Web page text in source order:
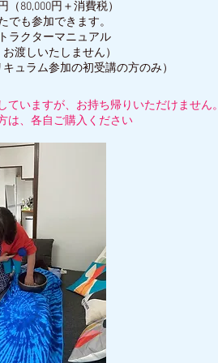
円＋消費税）
参加できます。
ターマニュアル
渡しいたしません）
加の初受講の方のみ）
いますが、お持ち帰りいただけません。
は、各自ご購入ください